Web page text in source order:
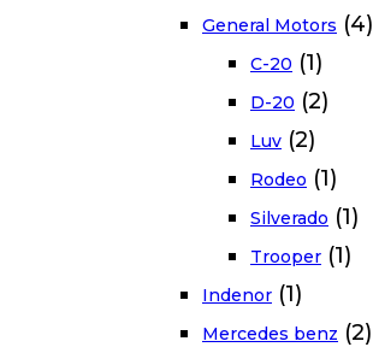
General Motors (4)
C-20 (1)
D-20 (2)
Luv (2)
Rodeo (1)
Silverado (1)
Trooper (1)
Indenor (1)
Mercedes benz (2)